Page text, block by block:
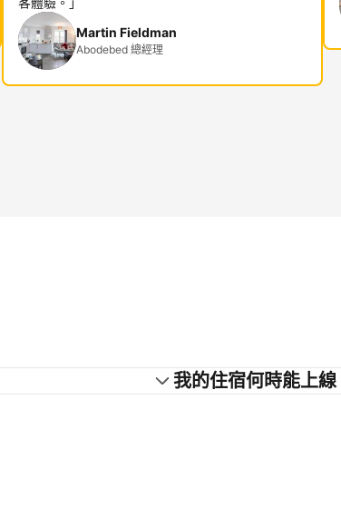
Martin Fieldman
Abodebed 總經理
我的住宿何時能上線